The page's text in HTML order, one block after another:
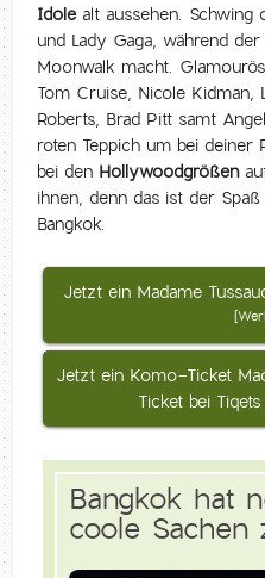
Idolealt aussehen. Schwing
und Lady Gaga, während
Moonwalk macht.
Tom Cruise, Nicole Kidman,
Roberts, Brad Pitt samt
roten Teppich um bei deiner
bei den Hollywoodgrößen
ihnen, denn das ist der
Bangkok.
Jetzt ein Madame
Jetzt ein Komo-Ticket
Ticket bei
Bangkok hat
coole Sachen